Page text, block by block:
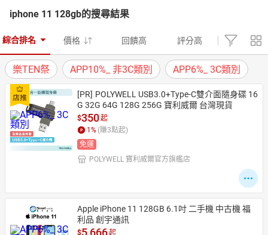
居家生活 3C家電 運動休閒 親子玩具
女裝 男裝
iphone 11 128gb的搜尋結果
綜合排名 價格 回饋高 評分高
樂TEN祭 APP10%_ 非3C類別 APP6%_ 3C類別
[PR] POLYWELL USB3.0+Type-C雙介面隨身碟 16
G 32G 64G 128G 256G 寶利威爾 台灣現貨
$350起
1 % (賺3點起)
免運
POLYWELL 寶利威爾官方旗艦店
Apple iPhone 11 128GB 6.1吋 二手機 中古機 福
利品 創宇通訊
$5,666起